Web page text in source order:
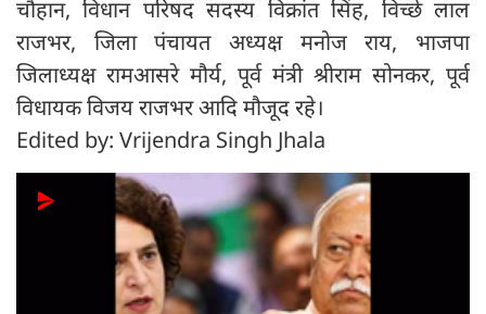
चौहान, विधान परिषद सदस्य विक्रांत सिंह, विच्छे लाल
राजभर, जिला पंचायत अध्यक्ष मनोज राय, भाजपा
जिलाध्यक्ष रामआसरे मौर्य, पूर्व मंत्री श्रीराम सोनकर, पूर्व
विधायक विजय राजभर आदि मौजूद रहे।
Edited by: Vrijendra Singh Jhala